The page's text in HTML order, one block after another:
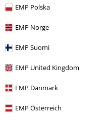
EMP Polska
EMP Norge
EMP Suomi
EMP United Kingdom
EMP Danmark
EMP Österreich
Thèmes Rockwear Rockwear
Profitez d'une remise de 15 % en
abonnant maintenant !
Plus